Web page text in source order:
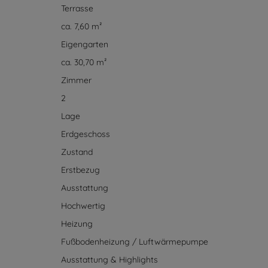
Loggia
ca. 11,80 m²
Terrasse
ca. 7,60 m²
Eigengarten
ca. 30,70 m²
Zimmer
2
Lage
Erdgeschoss
Zustand
Erstbezug
Ausstattung
Hochwertig
Heizung